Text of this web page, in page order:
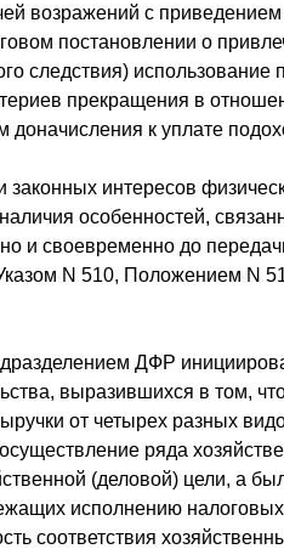
возражений с
постановлении о
следствия)
прекращения в
к уплате
интересов
особенностей,
и своевременно до
N 510, Положением N
ДФР
выразившихся в том,
от четырех разных
ряда
(деловой) цели, а
исполнению
соответствия